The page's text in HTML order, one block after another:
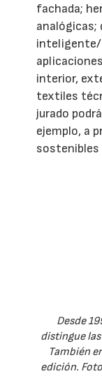
fachada;
inteligente/
interior,
textiles
jurado
ejemplo, a
sostenibles
Desde
distingue
También
edición.